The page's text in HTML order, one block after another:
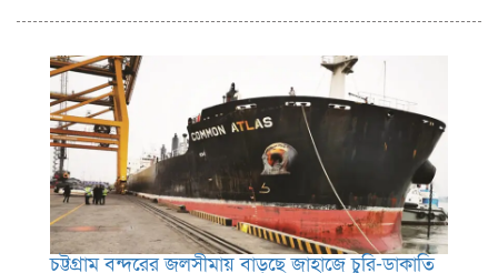
চট্টগ্রাম বন্দরের জলসীমায় বাড়ছে জাহাজে চুরি-ডাকাতি